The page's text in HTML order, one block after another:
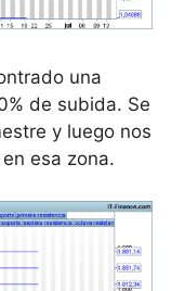
una
de subida. Se
y luego nos
esa zona.